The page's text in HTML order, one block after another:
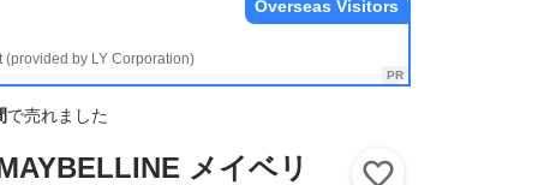
(provided by LY Corporation)
Overseas Visitors
で売れました
メイベリ